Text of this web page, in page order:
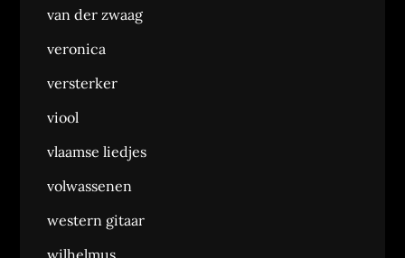
van der zwaag
veronica
versterker
viool
vlaamse liedjes
volwassenen
western gitaar
wilhelmus